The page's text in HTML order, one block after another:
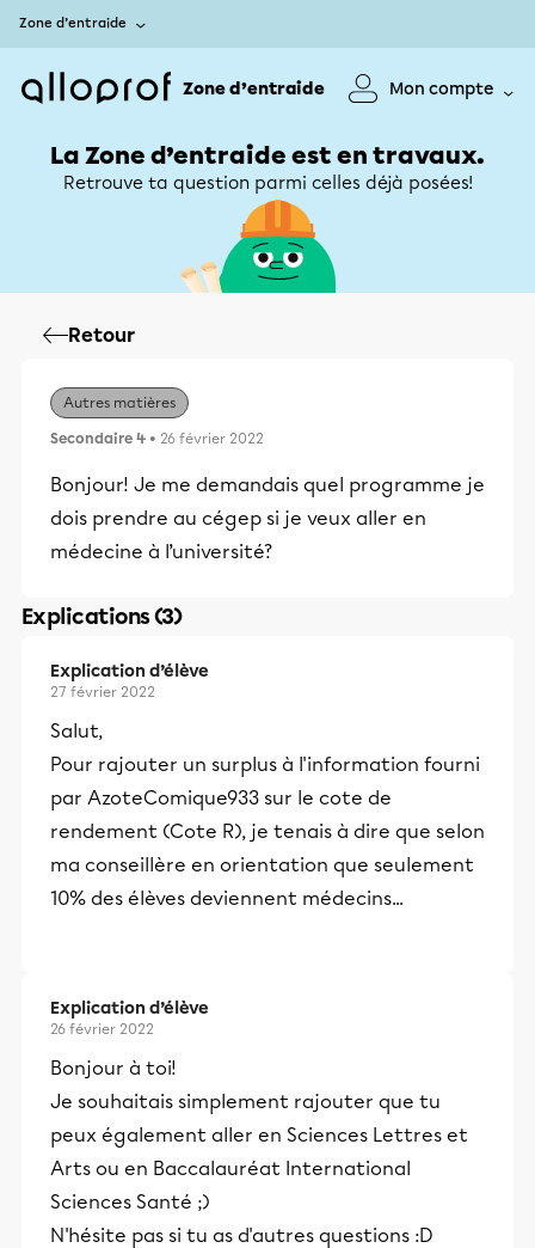
Zone d’entraide
Zone d’entraide Mon compte
La Zone d’entraide est en travaux.
Retrouve ta question parmi celles déjà posées!
Retour
Autres matières
Secondaire 4 • 26 février 2022
Bonjour! Je me demandais quel programme je
dois prendre au cégep si je veux aller en
médecine à l’université?
Explications (3)
Explication d’élève
27 février 2022
Salut,
Pour rajouter un surplus à l'information fourni
par AzoteComique933 sur le cote de
rendement (Cote R), je tenais à dire que selon
ma conseillère en orientation que seulement
10% des élèves deviennent médecins...
Explication d’élève
26 février 2022
Bonjour à toi!
Je souhaitais simplement rajouter que tu
peux également aller en Sciences Lettres et
Arts ou en Baccalauréat International
Sciences Santé ;)
N'hésite pas si tu as d'autres questions :D